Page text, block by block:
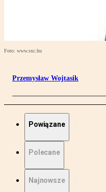
Foto: www.sxc.hu
Przemysław Wojtasik
Powiązane
Polecane
Najnowsze